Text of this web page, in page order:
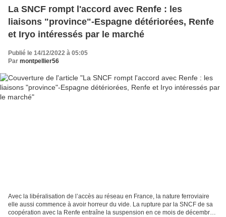
La SNCF rompt l'accord avec Renfe : les
liaisons "province"-Espagne détériorées, Renfe
et Iryo intéressés par le marché
Publié le 14/12/2022 à 05:05
Par montpellier56
Avec la libéralisation de l’accès au réseau en France, la nature ferroviaire
elle aussi commence à avoir horreur du vide. La rupture par la SNCF de sa
coopération avec la Renfe entraîne la suspension en ce mois de décembre